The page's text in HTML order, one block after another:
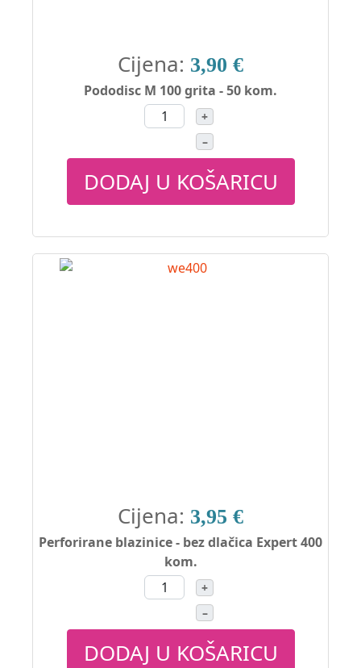
Cijena: 3,90 €
Pododisc M 100 grita - 50 kom.
+
–
DODAJ U KOŠARICU
Cijena: 3,95 €
Perforirane blazinice - bez dlačica Expert 400
kom.
+
–
DODAJ U KOŠARICU